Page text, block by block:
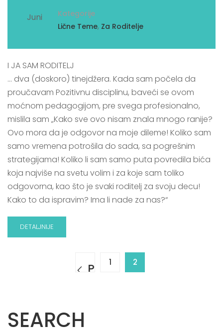
Juni
Kategorije
Lične Teme, Za Roditelje
I JA SAM RODITELJ
… dva (doskoro) tinejdžera. Kada sam počela da
proučavam Pozitivnu disciplinu, baveći se ovom
moćnom pedagogijom, pre svega profesionalno,
mislila sam „Kako sve ovo nisam znala mnogo ranije?
Ovo mora da je odgovor na moje dileme! Koliko sam
samo vremena potrošila do sada, sa pogrešnim
strategijama! Koliko li sam samo puta povredila bića
koja najviše na svetu volim i za koje sam toliko
odgovorna, kao što je svaki roditelj za svoju decu!
Kako to da ispravim? Ima li nade za nas?“
DETALJNIJE
1 2
SEARCH